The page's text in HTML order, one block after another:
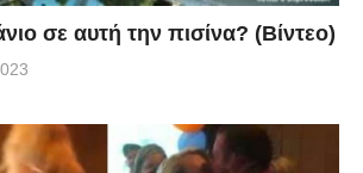
σε αυτή την πισίνα? (Βίντεο)